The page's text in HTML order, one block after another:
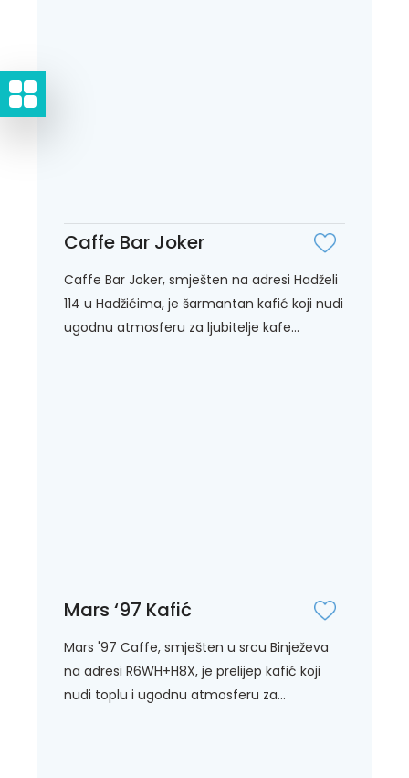
Caffe Bar Joker
Caffe Bar Joker, smješten na adresi Hadželi
114 u Hadžićima, je šarmantan kafić koji nudi
ugodnu atmosferu za ljubitelje kafe...
Mars ‘97 Kafić
Mars '97 Caffe, smješten u srcu Binježeva
na adresi R6WH+H8X, je prelijep kafić koji
nudi toplu i ugodnu atmosferu za...